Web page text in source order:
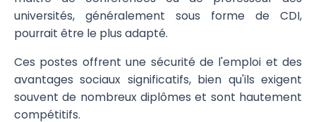
universités, généralement sous forme de CDI,
pourrait être le plus adapté.
Ces postes offrent une sécurité de l'emploi et des
avantages sociaux significatifs, bien qu'ils exigent
souvent de nombreux diplômes et sont hautement
compétitifs.